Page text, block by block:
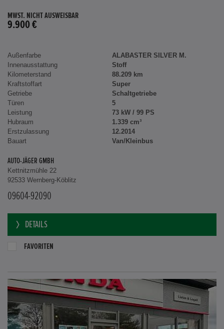
MWST. NICHT AUSWEISBAR
9.900 €
Außenfarbe
ALABASTER SILVER M.
Innenausstattung
Stoff
Kilometerstand
88.209 km
Kraftstoffart
Super
Getriebe
Schaltgetriebe
Türen
5
Leistung
73 kW / 99 PS
Hubraum
1.339 cm³
Erstzulassung
12.2014
Bauart
Van/Kleinbus
AUTO-JÄGER GMBH
Kettnitzmühle 22
92533 Wernberg-Köblitz
09604-92090
DETAILS
FAVORITEN